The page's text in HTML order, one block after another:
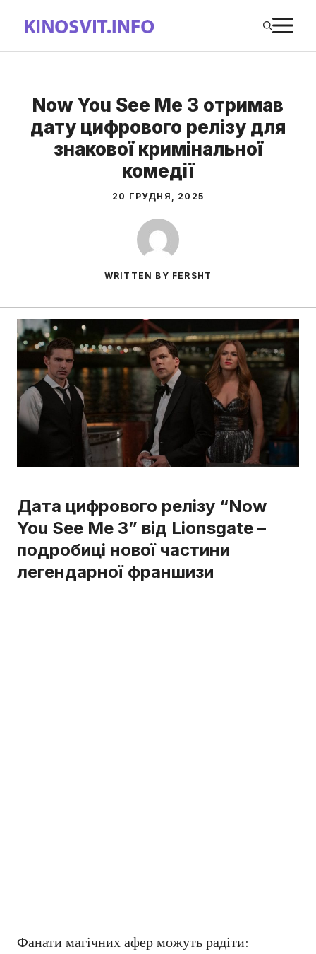
вмісту
Now You See Me 3 отримав
дату цифрового релізу для
знакової кримінальної
комедії
20 ГРУДНЯ, 2025
WRITTEN BY FERSHT
Дата цифрового релізу “Now
You See Me 3” від Lionsgate –
подробиці нової частини
легендарної франшизи
Фанати магічних афер можуть радіти: